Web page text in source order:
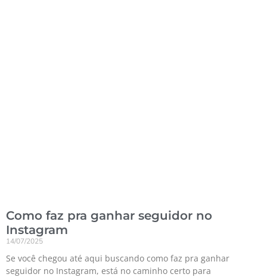
Como faz pra ganhar seguidor no
Instagram
14/07/2025
Se você chegou até aqui buscando como faz pra ganhar
seguidor no Instagram, está no caminho certo para